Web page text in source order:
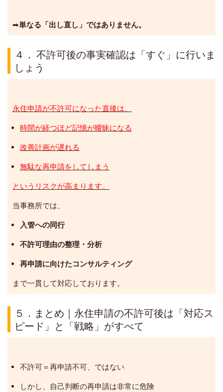
➡単なる「出し直し」ではありません。
４． 不許可後の事実確認は「すぐ」に行いま
しょう
永住申請が不許可になった直後は、
時間が経つほど記憶が曖昧になる
改善計画が遅れる
無駄な再申請をしてしまう
というリスクが高まります。
当事務所では、
入管への同行
不許可理由の整理・分析
再申請に向けたコンサルティング
まで一貫して対応しております。
５．まとめ｜永住申請の不許可後は「対応ス
ピード」と「戦略」がすべて
不許可＝再申請不可、ではない
しかし、自己判断の再申請は非常に危険